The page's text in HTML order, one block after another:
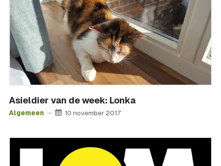
Asieldier van de week: Lonka
Algemeen 10 november 2017